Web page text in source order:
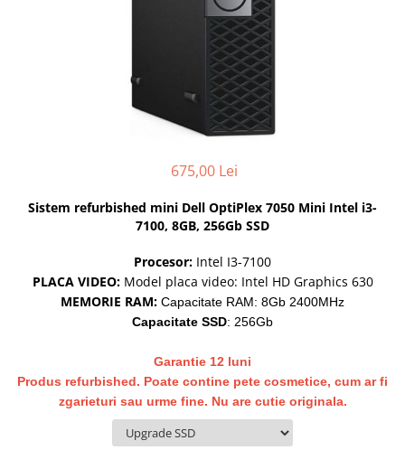
PC, Componente & Software
Calculatoare GAMING
Calculatoare REFURBISHED
Calculatoare RENEW
Calculatoare WORKSTATION
Componente PC NOI
Hard Disk-uri Desktop
Procesoare
Placi video
675,00 Lei
Sistem refurbished mini Dell OptiPlex 7050 Mini Intel i3-
7100, 8GB, 256Gb SSD
Procesor: Intel I3-7100
PLACA VIDEO:Model placa video: Intel HD Graphics 630
MEMORIE RAM: Capacitate RAM: 8Gb 2400MHz
Capacitate SSD: 256Gb
Garantie 12 luni
Produs refurbished. Poate contine pete cosmetice, cum ar fi
zgarieturi sau urme fine. Nu are cutie originala.